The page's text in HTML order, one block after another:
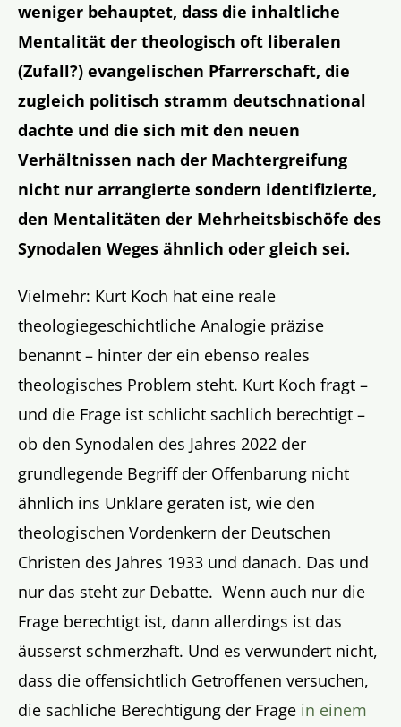
weniger behauptet, dass die inhaltliche
Mentalität der theologisch oft liberalen
(Zufall?) evangelischen Pfarrerschaft, die
zugleich politisch stramm deutschnational
dachte und die sich mit den neuen
Verhältnissen nach der Machtergreifung
nicht nur arrangierte sondern identifizierte,
den Mentalitäten der Mehrheitsbischöfe des
Synodalen Weges ähnlich oder gleich sei.
Vielmehr: Kurt Koch hat eine reale
theologiegeschichtliche Analogie präzise
benannt – hinter der ein ebenso reales
theologisches Problem steht. Kurt Koch fragt –
und die Frage ist schlicht sachlich berechtigt –
ob den Synodalen des Jahres 2022 der
grundlegende Begriff der Offenbarung nicht
ähnlich ins Unklare geraten ist, wie den
theologischen Vordenkern der Deutschen
Christen des Jahres 1933 und danach. Das und
nur das steht zur Debatte. Wenn auch nur die
Frage berechtigt ist, dann allerdings ist das
äusserst schmerzhaft. Und es verwundert nicht,
dass die offensichtlich Getroffenen versuchen,
die sachliche Berechtigung der Frage in einem